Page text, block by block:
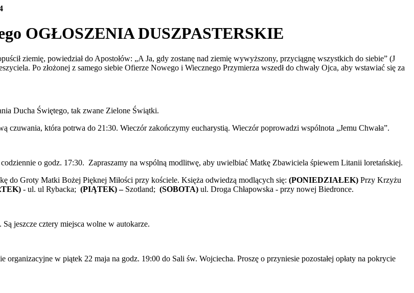
OGŁOSZENIA DUSZPASTERSKIE
ziemię, powiedział do Apostołów: „A Ja, gdy zostanę nad ziemię wywyższony, przyciągnę wszystkich do siebie” (J
Po złożonej z samego siebie Ofierze Nowego i Wiecznego Przymierza wszedł do chwały Ojca, aby wstawiać się za
Ducha Świętego, tak zwane Zielone Świątki.
czuwania, która potrwa do 21:30. Wieczór zakończymy eucharystią. Wieczór poprowadzi wspólnota „Jemu Chwała”.
o godz. 17:30. Zapraszamy na wspólną modlitwę, aby uwielbiać Matkę Zbawiciela śpiewem Litanii loretańskiej.
do Groty Matki Bożej Pięknej Miłości przy kościele. Księża odwiedzą modlących się: (PONIEDZIAŁEK) Przy Krzyżu
- ul. ul Rybacka; (PIĄTEK) –Szotland; (SOBOTA) ul. Droga Chłapowska - przy nowej Biedronce.
jeszcze cztery miejsca wolne w autokarze.
organizacyjne w piątek 22 maja na godz. 19:00 do Sali św. Wojciecha. Proszę o przyniesie pozostałej opłaty na pokrycie